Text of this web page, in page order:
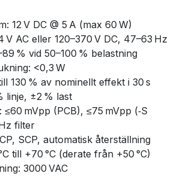
12 V DC @ 5 A (max 60 W)
V AC eller 120–370 V DC, 47–63 Hz
% vid 50–100 % belastning
<0,3 W
130 % av nominellt effekt i 30 s
linje, ±2 % last
≤60 mVpp (PCB), ≤75 mVpp (‑S
filter
SCP, automatisk återställning
till +70 °C (derate från +50 °C)
3000 VAC